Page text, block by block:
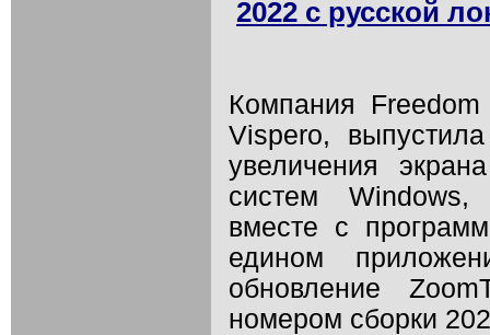
2022 с русской
Компания
Vispero,
увеличения
систем Windows,
вместе с
едином
обновление
номером сборки